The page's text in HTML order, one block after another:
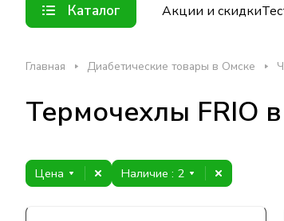
Каталог Акции и скидки
Главная Диабетические товары в Омске
Термочехлы FRIO
Цена Наличие : 2